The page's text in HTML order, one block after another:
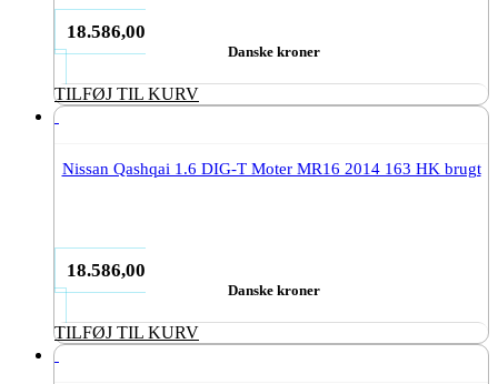
18.586,00
Danske kroner
TILFØJ TIL KURV
Nissan Qashqai 1.6 DIG-T Moter MR16 2014 163 HK brugt
18.586,00
Danske kroner
TILFØJ TIL KURV